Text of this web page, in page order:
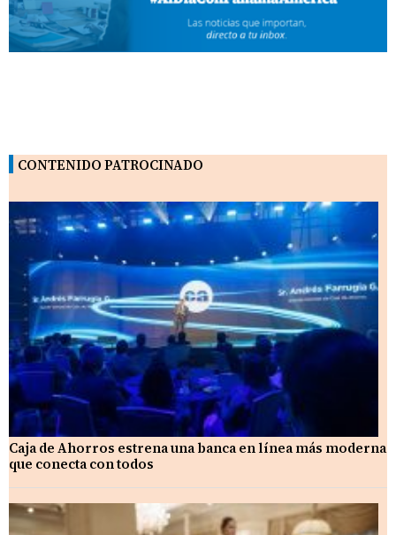
CONTENIDO PATROCINADO
Caja de Ahorros estrena una banca en línea más moderna
que conecta con todos